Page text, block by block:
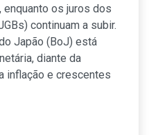
os juros dos
continuam a subir.
Japão (BoJ) está
diante da
inflação e crescentes